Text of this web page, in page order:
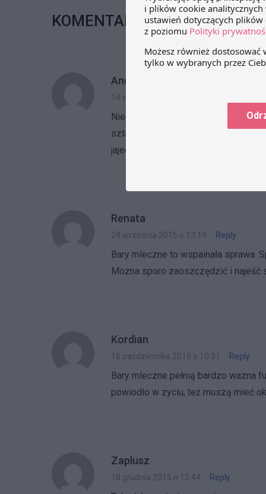
KOMENTARZE 4
Angela
14 września 2015 o 15:26
Nie mogłam posiąść się ze
sztampowy przykład prawnych
jajecznicy.. Głupota nadrzędna.
Renata
24 września 2015 o 13:19 Reply
Bary mleczne to wspainała sprawa.
Mozna sporo zaoszczędzić i najeść
Kordian
16 października 2015 o 10:31 Reply
Bary mleczne pełnią bardzo wazna
powiodło w zyciu, też muszą mieć
Zaplusz
18 grudnia 2015 o 15:44 Reply